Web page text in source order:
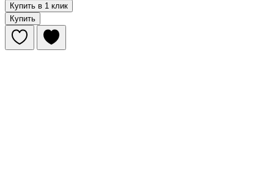
Купить в 1 клик
Купить